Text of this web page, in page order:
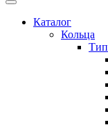
Каталог
Кольца
Тип